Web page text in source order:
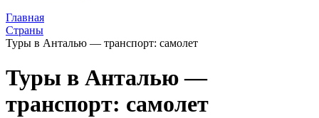
Главная
Страны
Туры в Анталью — транспорт: самолет
Туры в Анталью —
транспорт: самолет